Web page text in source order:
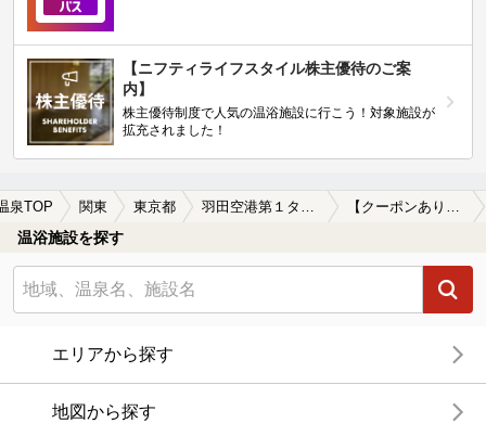
【ニフティライフスタイル株主優待のご案
内】
株主優待制度で人気の温浴施設に行こう！対象施設が
拡充されました！
泉TOP 関東 東京都 羽田空港第１ターミナル駅 【クーポンあり】一人旅におすすめの羽田空港第１ターミナル駅近くの温泉、日帰り温泉、スーパー銭湯おすすめ
温浴施設を探す
エリアから探す
地図から探す